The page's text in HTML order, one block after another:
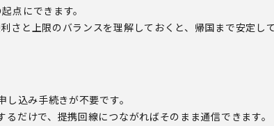
点にできます。
さと上限のバランスを理解しておくと、帰国まで安定して
込み手続きが不要です。
だけで、提携回線につながればそのまま通信できます。